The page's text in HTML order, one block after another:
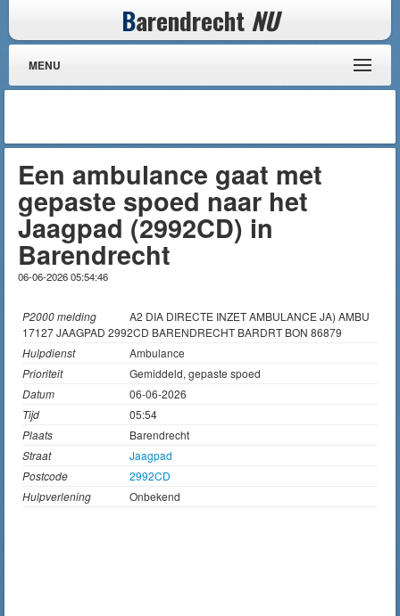
Barendrecht NU
MENU
Een ambulance gaat met
gepaste spoed naar het
Jaagpad (2992CD) in
Barendrecht
06-06-2026 05:54:46
P2000 melding
A2 DIA DIRECTE INZET AMBULANCE JA) AMBU
17127 JAAGPAD 2992CD BARENDRECHT BARDRT BON 86879
Hulpdienst
Ambulance
Prioriteit
Gemiddeld, gepaste spoed
Datum
06-06-2026
Tijd
05:54
Plaats
Barendrecht
Straat
Jaagpad
Postcode
2992CD
Hulpverlening
Onbekend